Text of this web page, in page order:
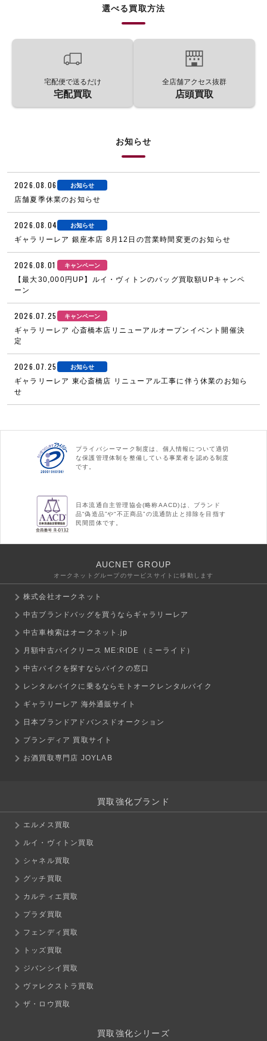
選べる買取方法
宅配便で送るだけ
宅配買取
全店舗アクセス抜群
店頭買取
お知らせ
2026.08.06 お知らせ
店舗夏季休業のお知らせ
2026.08.04 お知らせ
ギャラリーレア 銀座本店 8月12日の営業時間変更のお知らせ
2026.08.01 キャンペーン
【最大30,000円UP】ルイ・ヴィトンのバッグ買取額UPキャンペ
ーン
2026.07.25 キャンペーン
ギャラリーレア 心斎橋本店リニューアルオープンイベント開催決
定
2026.07.25 お知らせ
ギャラリーレア 東心斎橋店 リニューアル工事に伴う休業のお知ら
せ
プライバシーマーク制度は、個人情報について適切
な保護管理体制を整備している事業者を認める制度
です。
日本流通自主管理協会(略称AACD)は、ブランド
品“偽造品”や“不正商品”の流通防止と排除を目指す
民間団体です。
AUCNET GROUP
オークネットグループのサービスサイトに移動します
株式会社オークネット
中古ブランドバッグを買うならギャラリーレア
中古車検索はオークネット.jp
月額中古バイクリース ME:RIDE（ミーライド）
中古バイクを探すならバイクの窓口
レンタルバイクに乗るならモトオークレンタルバイク
ギャラリーレア 海外通販サイト
日本ブランドアドバンスドオークション
ブランディア 買取サイト
お酒買取専門店 JOYLAB
買取強化ブランド
エルメス買取
ルイ・ヴィトン買取
シャネル買取
グッチ買取
カルティエ買取
プラダ買取
フェンディ買取
トッズ買取
ジバンシイ買取
ヴァレクストラ買取
ザ・ロウ買取
買取強化シリーズ